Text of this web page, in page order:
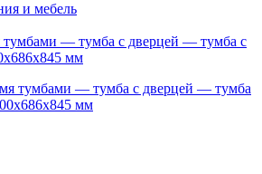
и мебель
тумбами — тумба с дверцей — тумба с
мм